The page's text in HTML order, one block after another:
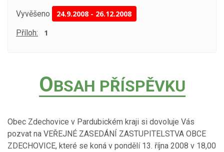
Vyvěšeno 24.9.2008 - 26.12.2008
Příloh: 1
OBSAH PŘÍSPĚVKU
Obec Zdechovice v Pardubickém kraji si dovoluje Vás
pozvat na VEŘEJNÉ ZASEDÁNÍ ZASTUPITELSTVA OBCE
ZDECHOVICE, které se koná v pondělí 13. října 2008 v 18,00